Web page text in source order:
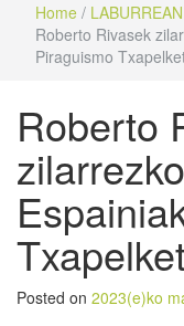
Home / LABURREAN
Roberto Rivasek
Piraguismo
Roberto
Posted on 2023(e)ko